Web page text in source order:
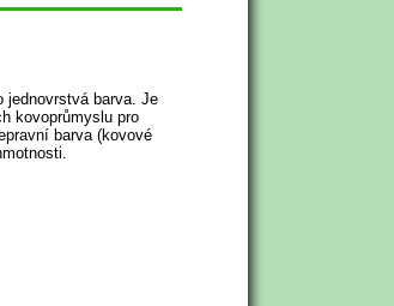
jednovrstvá barva. Je
kovoprůmyslu pro
barva (kovové